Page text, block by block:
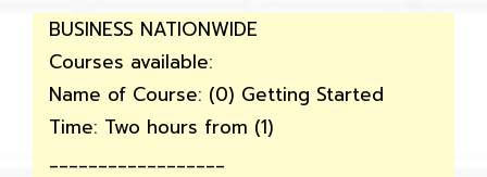
BUSINESS NATIONWIDE
Courses available:
Name of Course: (0) Getting Started
Time: Two hours from (1)
__________________